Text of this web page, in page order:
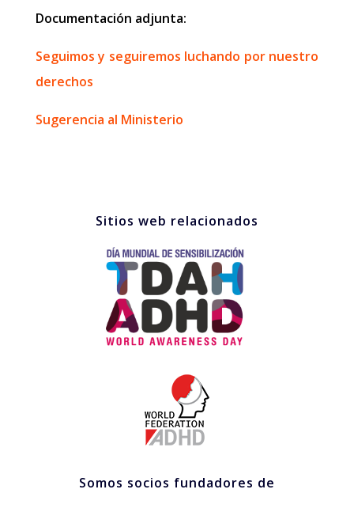
Documentación adjunta:
Seguimos y seguiremos luchando por nuestro
derechos
Sugerencia al Ministerio
Sitios web relacionados
Somos socios fundadores de